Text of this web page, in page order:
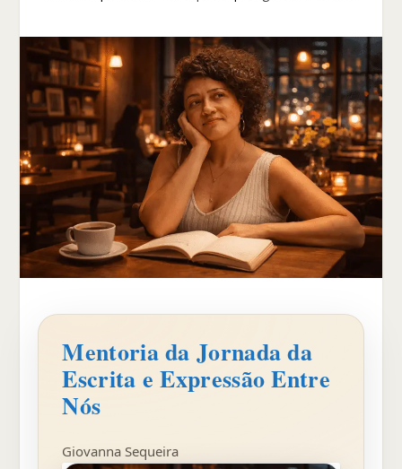
Mentoria da Jornada da
Escrita e Expressão Entre
Nós
Giovanna Sequeira